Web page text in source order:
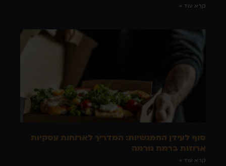
קרא עוד »
סוף לעידן החמגשיות: המדריך לארוחות עסקיות
ארוזות ברמת גורמה
קרא עוד »